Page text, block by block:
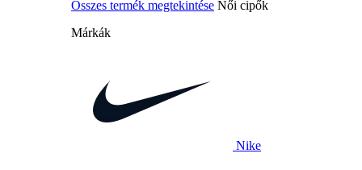
Összes termék megtekintése Női cipők
Márkák
Nike